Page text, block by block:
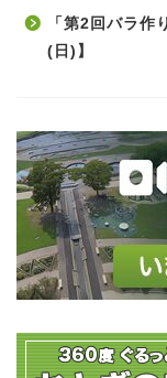
「第2回バラ作
(日)】